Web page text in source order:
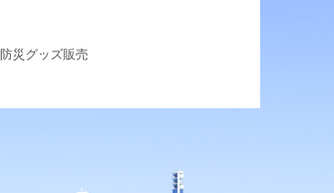
防災グッズ販売